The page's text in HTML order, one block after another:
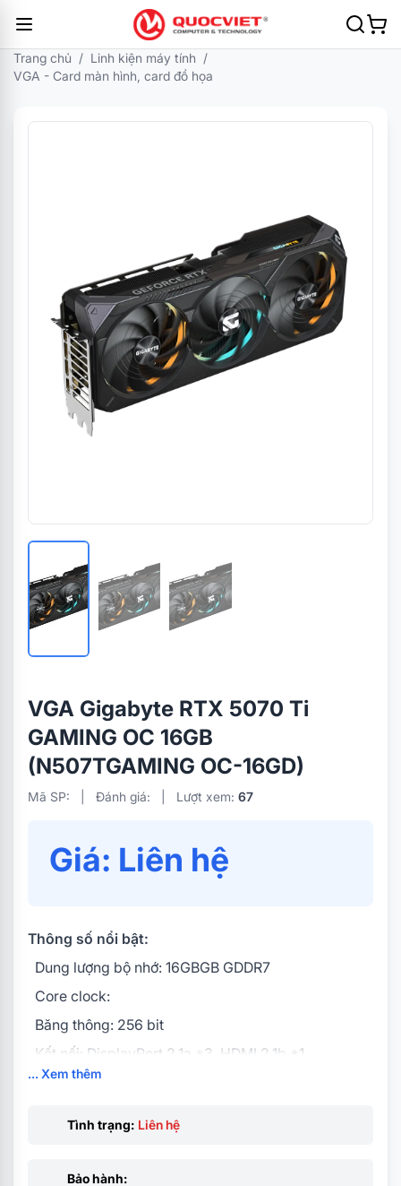
Trang chủ / Linh kiện máy tính /
VGA - Card màn hình, card đồ họa
VGA Gigabyte RTX 5070 Ti
GAMING OC 16GB
(N507TGAMING OC-16GD)
Mã SP: Đánh giá: Lượt xem: 67
Giá: Liên hệ
Thông số nổi bật:
Dung lượng bộ nhớ: 16GBGB GDDR7
Core clock:
Băng thông: 256 bit
Kết nối: DisplayPort 2.1a *3, HDMI 2.1b *1
Nguồn yêu cầu: 750W
... Xem thêm
Tình trạng: Liên hệ
Bảo hành: